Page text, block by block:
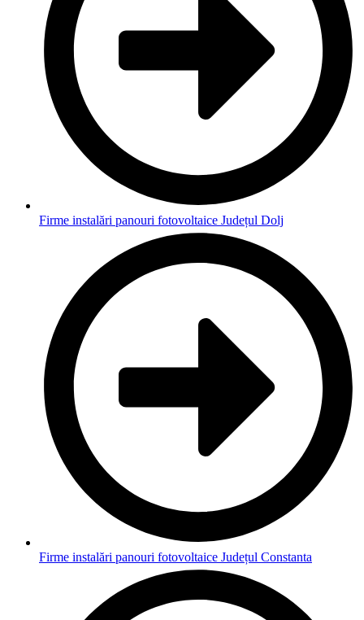
Firme instalări panouri fotovoltaice Județul Dolj
Firme instalări panouri fotovoltaice Județul Constanta